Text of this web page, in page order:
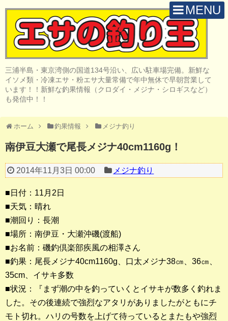
MENU
三浦半島・東京湾側の国道134号沿い、広い駐車場完備。新鮮な
イソメ類・冷凍エサ・粉エサ大量常備で年中無休で早朝営業して
います！！新鮮な釣果情報（クロダイ・メジナ・シロギスなど）
も発信中！！
ホーム 釣果情報 メジナ釣り
南伊豆大瀬で尾長メジナ40cm1160g！
2014年11月3日 00:00 メジナ釣り
■日付：11月2日
■天気：晴れ
■潮回り：長潮
■場所：南伊豆・大瀬沖磯(渡船)
■お名前：磯釣倶楽部疾風の相澤さん
■釣果：尾長メジナ40cm1160g、口太メジナ38㎝、36㎝、
35cm、イサキ多数
■状況：『まず潮の中を釣っていくとイサキが数多く釣れま
した。その後連続で強烈なアタリがありましたがともにチ
モト切れ。ハリの号数を上げて待っているとまたもや強烈
H O M E
取 扱 商 品
釣 果 情 報
陸っぱりルアー
船・ボート釣り
その他の釣り
釣果ランキング
2023年 クロダイ部門
2023年 メジナ部門
歴代釣果ランキング